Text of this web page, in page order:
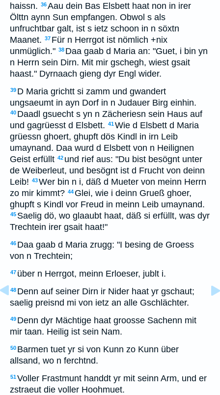
haissn. 36Aau dein Bas Elsbett haat non in irer
Ölttn aynn Sun empfangen. Obwol s als
unfruchtbar galt, ist s ietz schoon in n söxtn
Maanet. 37 Für n Herrgot ist nömlich +nix
unmüglich." 38 Daa gaab d Maria an: "Guet, i bin yn
n Herrn sein Dirn. Mit mir gschegh, wiest gsait
haast." Dyrnaach gieng dyr Engl wider.
39 D Maria grichtt si zamm und gwandert
ungsaeumt in ayn Dorf in n Judauer Birg einhin.
40 Daadl gsuecht s yn n Zächeriesn sein Haus auf
und gagrüesst d Elsbett. 41Wie d Elsbett d Maria
grüessn ghoert, ghupft dös Kindl in irn Leib
umaynand. Daa wurd d Elsbett von n Heilignen
Geist erfüllt 42 und rief aus: "Du bist besögnt unter
de Weiberleut, und besögnt ist d Frucht von deinn
Leib! 43Wer bin n i, däß d Mueter von meinn Herrn
zo mir kimmt? 44 Glei, wie i deinn Grueß ghoer,
ghupft s Kindl vor Freud in meinn Leib umaynand.
45 Saelig dö, wo glaaubt haat, däß si erfüllt, was dyr
Trechtein irer gsait haat!"
46 Daa gaab d Maria zrugg: "I besing de Groess
von n Trechtein;
47 über n Herrgot, meinn Erloeser, jublt i.
48 Denn auf seiner Dirn ir Nider haat yr gschaut;
saelig preisnd mi von ietz an alle Gschlächter.
49 Denn dyr Mächtige haat groosse Sachenn mit
mir taan. Heilig ist sein Nam.
50 Barmen tuet yr si von Kunn zo Kunn über
allsand, wo n ferchtnd.
51Voller Frastmunt handdt yr mit seinn Arm, und er
zstraeut die voller Hoohmuet.